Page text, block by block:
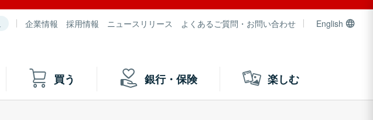
企業情報 採用情報 ニュースリリース よくあるご質問・お問い合わせ English
買う 銀行・保険 楽しむ